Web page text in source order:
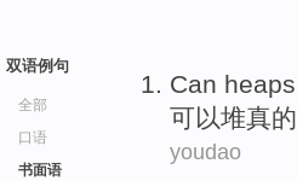
双语例句
全部
口语
书面语
Can heaps
可以堆真的
youdao